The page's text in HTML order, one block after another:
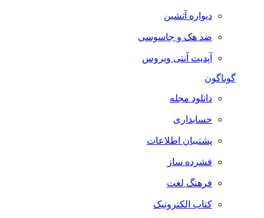
دیواره آتشین
ضد هک و جاسوسی
آپدیت آنتی ویروس
گوناگون
دانلود مجله
حسابداری
پشتیبان اطلاعات
فشرده ساز
فرهنگ لغت
کتاب الکترونیک